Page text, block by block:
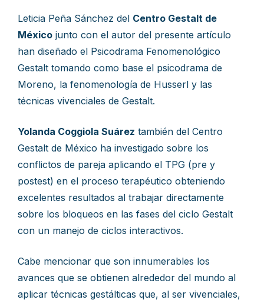
Leticia Peña Sánchez del Centro Gestalt de
México junto con el autor del presente artículo
han diseñado el Psicodrama Fenomenológico
Gestalt tomando como base el psicodrama de
Moreno, la fenomenología de Husserl y las
técnicas vivenciales de Gestalt.
Yolanda Coggiola Suárez también del Centro
Gestalt de México ha investigado sobre los
conflictos de pareja aplicando el TPG (pre y
postest) en el proceso terapéutico obteniendo
excelentes resultados al trabajar directamente
sobre los bloqueos en las fases del ciclo Gestalt
con un manejo de ciclos interactivos.
Cabe mencionar que son innumerables los
avances que se obtienen alrededor del mundo al
aplicar técnicas gestálticas que, al ser vivenciales,